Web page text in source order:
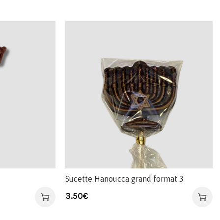
Sucette Hanoucca grand format 3
3.50€